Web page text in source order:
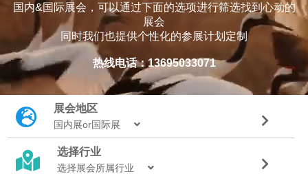
国内&国际展会，可以通过下面的选项进行筛选找到心动的
展会
同时我们也提供个性化的参展计划定制
热线电话：13695033071
展会地区
国内展or国际展
选择行业
选择展会所属行业